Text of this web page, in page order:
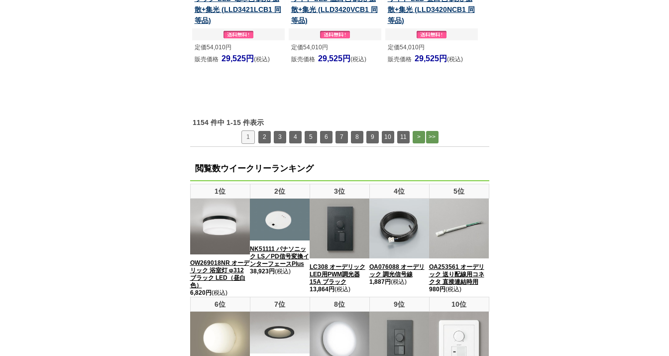
散+集光 (LLD3421LCB1 同
等品)
定価54,010円
販売価格 29,525円 (税込)
散+集光 (LLD3420VCB1 同
等品)
定価54,010円
販売価格 29,525円 (税込)
散+集光 (LLD3420NCB1 同
等品)
定価54,010円
販売価格 29,525円 (税込)
1154 件中 1-15 件表示
1 2 3 4 5 6 7 8 9 10 11
閲覧数ウイークリーランキング
1位 2位 3位 4位 5位
OW269018NR オーデ
リック 浴室灯 φ312
ブラック LED（昼白
色）
6,820円(税込)
NK51111 パナソニッ
ク LS／PD信号変換イ
ンターフェースPlus
38,923円(税込)
LC308 オーデリック
LED用PWM調光器
15A ブラック
13,864円(税込)
OA076088 オーデリ
ック 調光信号線
1,887円(税込)
OA253561 オーデリ
ック 送り配線用コネ
クタ 直接連結時用
980円(税込)
6位 7位 8位 9位 10位